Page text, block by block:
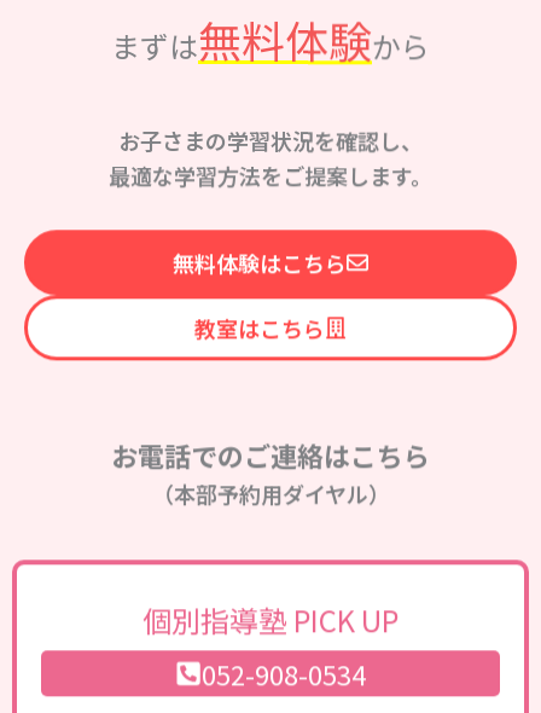
まずは無料体験から
お子さまの学習状況を確認し、
最適な学習方法をご提案します。
無料体験はこちら
教室はこちら
お電話でのご連絡はこちら
（本部予約用ダイヤル）
個別指導塾 PICK UP
052-908-0534